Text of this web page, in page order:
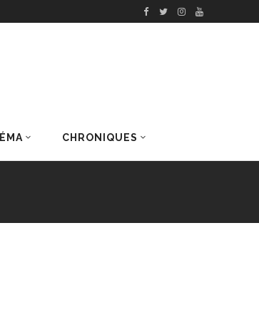
CHRONIQUES
DERNIERS ARTICLES